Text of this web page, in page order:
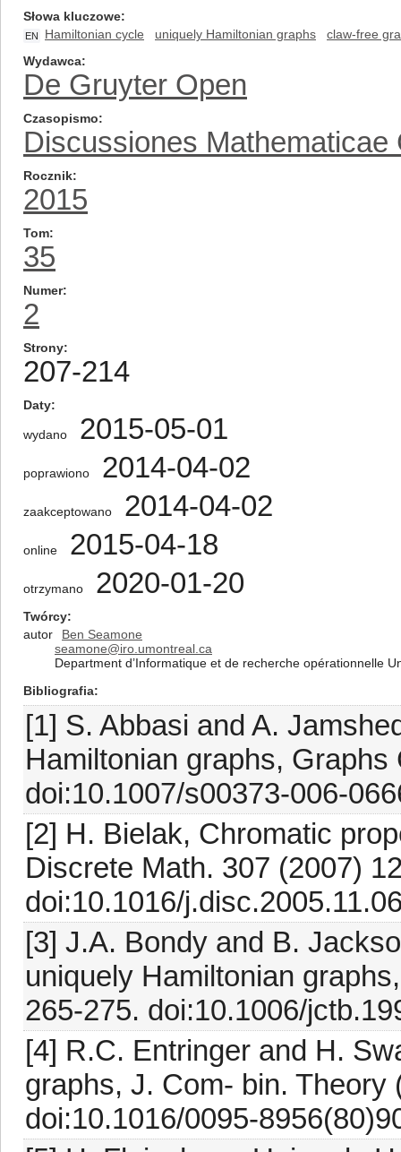
Słowa kluczowe
EN Hamiltonian cycle uniquely Hamiltonian graphs
claw-free
Wydawca
De Gruyter Open
Czasopismo
Discussiones Mathematicae
Rocznik
2015
Tom
35
Numer
2
Strony
207-214
Daty
wydano 2015-05-01
poprawiono 2014-04-02
zaakceptowano 2014-04-02
online 2015-04-18
otrzymano 2020-01-20
Twórcy
autor
Ben Seamone
seamone@iro.umontreal.ca
Department d’Informatique et de recherche opérationnelle
Bibliografia
[1] S. Abbasi and A.
Hamiltonian graphs,
doi:10.1007/s00373-006-
[2] H. Bielak, Chromatic
Discrete Math. 307 (2007)
doi:10.1016/
[3] J.A. Bondy and B.
uniquely Hamiltonian
265-275. doi:10.1006/
[4] R.C. Entringer and H.
graphs, J. Com- bin. Theory
doi:10.1016/0095-